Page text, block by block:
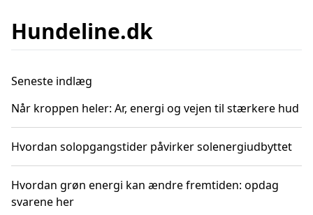
Hundeline.dk
Seneste indlæg
Når kroppen heler: Ar, energi og vejen til stærkere hud
Hvordan solopgangstider påvirker solenergiudbyttet
Hvordan grøn energi kan ændre fremtiden: opdag
svarene her